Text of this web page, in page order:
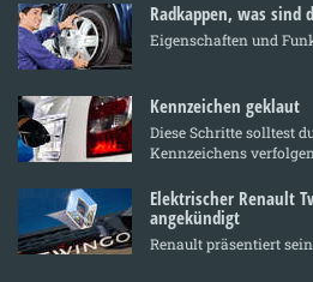
Radkappen, was sind
Eigenschaften und
Kennzeichen geklaut
Diese Schritte solltest
Kennzeichens verfolgen
Elektrischer Renault
angekündigt
Renault präsentiert